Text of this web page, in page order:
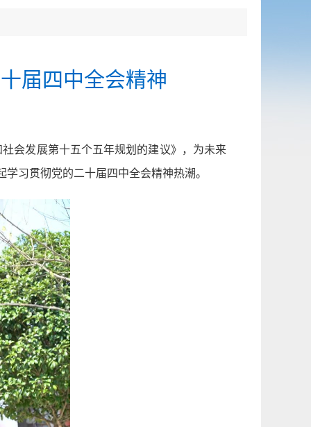
届四中全会精神
会发展第十五个五年规划的建议》，为未来
习贯彻党的二十届四中全会精神热潮。